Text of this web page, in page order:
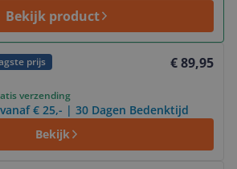
Bekijk product
prijs € 89,95
verzending
€ 25,- | 30 Dagen Bedenktijd
Bekijk